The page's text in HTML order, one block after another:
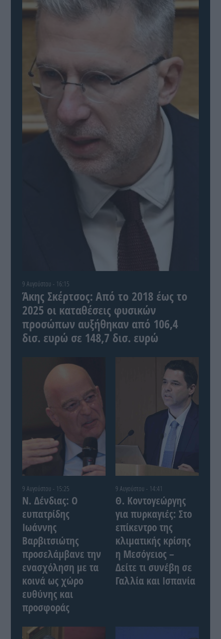
9 Αυγούστου - 16:15
Άκης Σκέρτσος: Από το 2018 έως το
2025 οι καταθέσεις φυσικών
προσώπων αυξήθηκαν από 106,4
δισ. ευρώ σε 148,7 δισ. ευρώ
9 Αυγούστου - 15:25
Ν. Δένδιας: Ο
ευπατρίδης
Ιωάννης
Βαρβιτσιώτης
προσελάμβανε την
ενασχόληση με τα
κοινά ως χώρο
ευθύνης και
προσφοράς
9 Αυγούστου - 14:41
Θ. Κοντογεώργης
για πυρκαγιές: Στο
επίκεντρο της
κλιματικής κρίσης
η Μεσόγειος –
Δείτε τι συνέβη σε
Γαλλία και Ισπανία